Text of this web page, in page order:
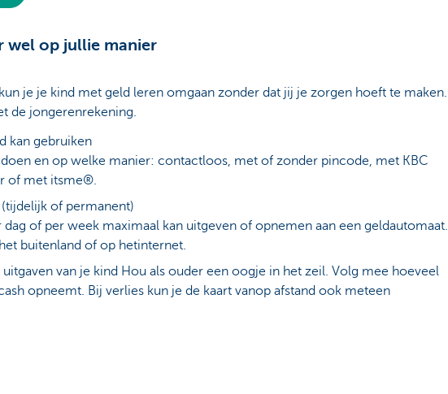
wel op jullie manier
je je kind met geld leren omgaan zonder dat jij je zorgen hoeft te maken.
de jongerenrekening.
kan gebruiken
en op welke manier: contactloos, met of zonder pincode, met KBC
of met itsme®.
of permanent)
of per week maximaal kan uitgeven of opnemen aan een geldautomaat.
buitenland of op hetinternet.
van je kind Hou als ouder een oogje in het zeil. Volg mee hoeveel
opneemt. Bij verlies kun je de kaart vanop afstand ook meteen